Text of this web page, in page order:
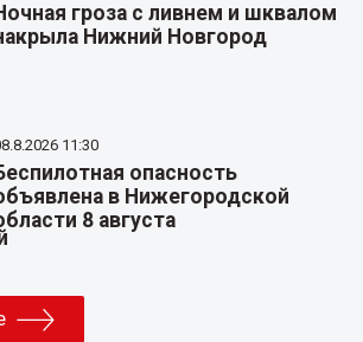
гроза с ливнем и шквалом
Нижний Новгород
11:30
опасность
в Нижегородской
8 августа